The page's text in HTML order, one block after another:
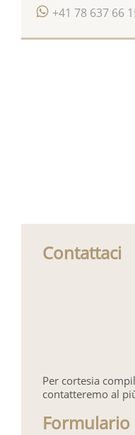
+41 78 637 66
Contattaci
Per cortesia
contatteremo al